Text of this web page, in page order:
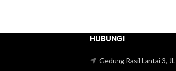
HUBUNGI
Gedung Rasil Lantai 3,